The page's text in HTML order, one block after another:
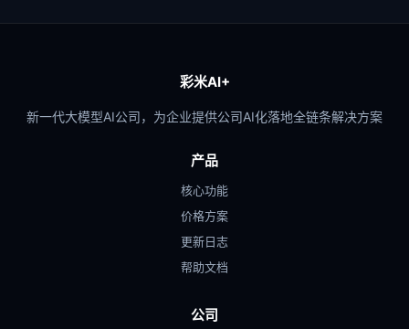
彩米AI+
新一代大模型AI公司，为企业提供公司AI化落地全链条解决方案
产品
核心功能
价格方案
更新日志
帮助文档
公司